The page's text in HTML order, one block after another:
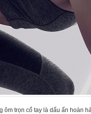
ôm trọn cổ tay là dấu ấn hoàn